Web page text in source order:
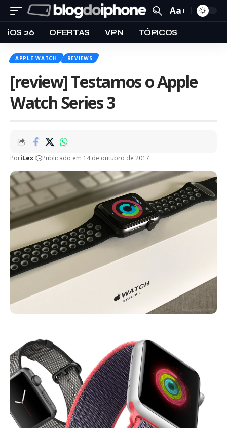
Aa
iOS 26 OFERTAS VPN TÓPICOS
APPLE WATCH REVIEWS
[review] Testamos o Apple
Watch Series 3
PoriLex Publicado em 14 de outubro de 2017